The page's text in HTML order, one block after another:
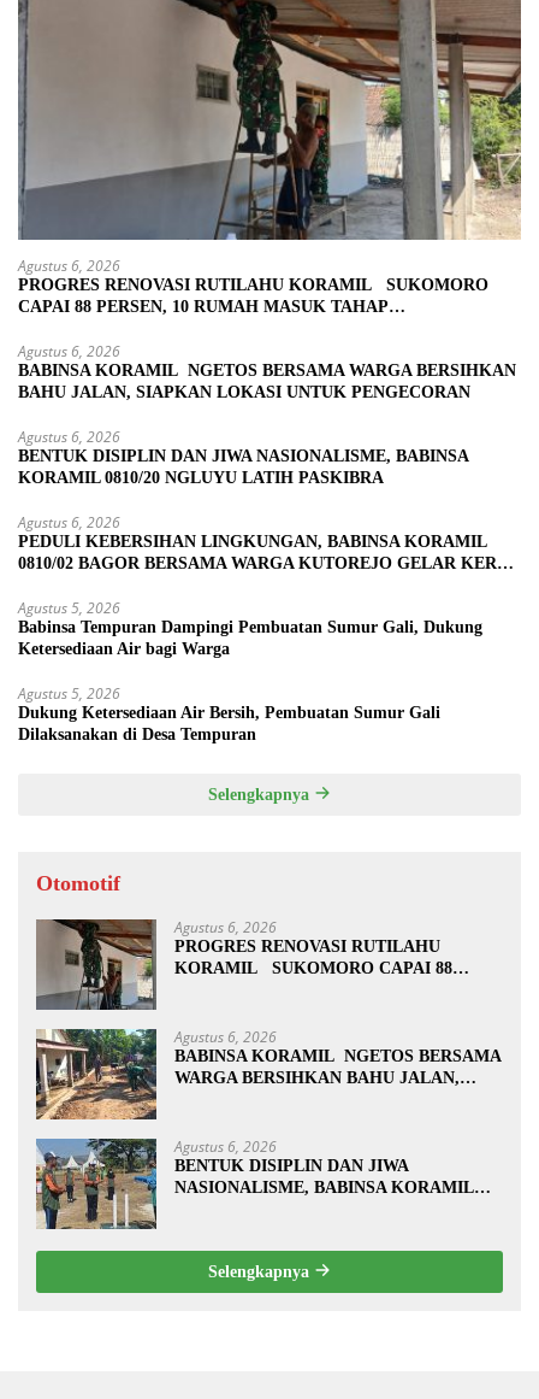
Agustus 6, 2026
PROGRES RENOVASI RUTILAHU KORAMIL SUKOMORO
CAPAI 88 PERSEN, 10 RUMAH MASUK TAHAP
Agustus 6, 2026
BABINSA KORAMIL NGETOS BERSAMA WARGA BERSIHKAN
BAHU JALAN, SIAPKAN LOKASI UNTUK PENGECORAN
Agustus 6, 2026
BENTUK DISIPLIN DAN JIWA NASIONALISME, BABINSA
KORAMIL 0810/20 NGLUYU LATIH PASKIBRA
Agustus 6, 2026
PEDULI KEBERSIHAN LINGKUNGAN, BABINSA KORAMIL
0810/02 BAGOR BERSAMA WARGA KUTOREJO GELAR KERJA
Agustus 5, 2026
Babinsa Tempuran Dampingi Pembuatan Sumur Gali, Dukung
Ketersediaan Air bagi Warga
Agustus 5, 2026
Dukung Ketersediaan Air Bersih, Pembuatan Sumur Gali
Dilaksanakan di Desa Tempuran
Selengkapnya
Otomotif
Agustus 6, 2026
PROGRES RENOVASI RUTILAHU
KORAMIL SUKOMORO CAPAI 88
Agustus 6, 2026
BABINSA KORAMIL NGETOS BERSAMA
WARGA BERSIHKAN BAHU JALAN,
Agustus 6, 2026
BENTUK DISIPLIN DAN JIWA
NASIONALISME, BABINSA KORAMIL
Selengkapnya